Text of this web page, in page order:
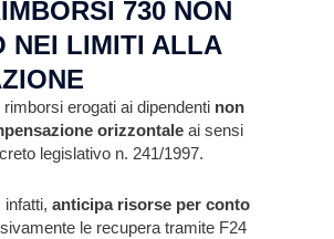
730 NON
NEI LIMITI ALLA
rimborsi erogati ai dipendenti non
orizzontale ai sensi
legislativo n. 241/1997.
infatti, anticipa risorse per conto
le recupera tramite F24